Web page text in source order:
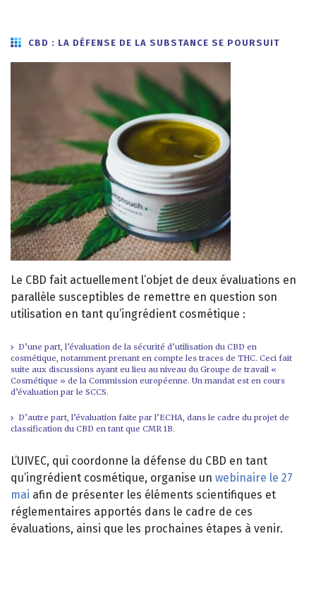
CBD : LA DÉFENSE DE LA SUBSTANCE SE POURSUIT
Le CBD fait actuellement l’objet de deux évaluations en
parallèle susceptibles de remettre en question son
utilisation en tant qu’ingrédient cosmétique :
D’une part, l’évaluation de la sécurité d’utilisation du CBD en
cosmétique, notamment prenant en compte les traces de THC. Ceci fait
suite aux discussions ayant eu lieu au niveau du Groupe de travail «
Cosmétique » de la Commission européenne. Un mandat est en cours
d’évaluation par le SCCS.
D’autre part, l’évaluation faite par l’ECHA, dans le cadre du projet de
classification du CBD en tant que CMR 1B.
L’UIVEC, qui coordonne la défense du CBD en tant
qu’ingrédient cosmétique, organise un webinaire le 27
mai afin de présenter les éléments scientifiques et
réglementaires apportés dans le cadre de ces
évaluations, ainsi que les prochaines étapes à venir.